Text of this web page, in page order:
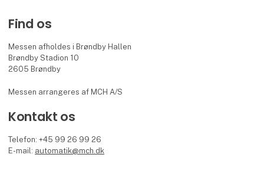
Find os
Messen afholdes i Brøndby Hallen
Brøndby Stadion 10
2605 Brøndby
Messen arrangeres af MCH A/S
Kontakt os
Telefon: +45 99 26 99 26
E-mail: automatik@mch.dk